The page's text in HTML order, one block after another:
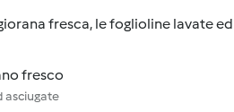
fresca, le foglioline lavate ed
fresco
asciugate